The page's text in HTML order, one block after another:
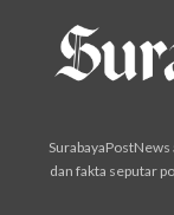
dan fakta seputar